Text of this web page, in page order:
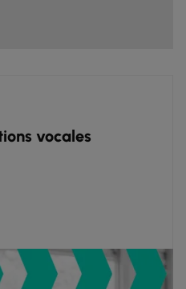
vocales